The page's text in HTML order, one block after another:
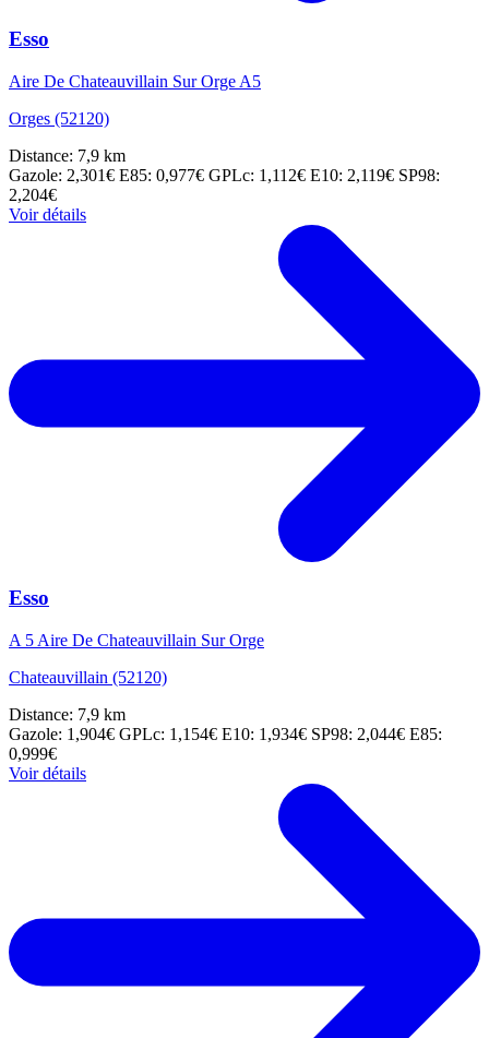
Esso
Aire De Chateauvillain Sur Orge A5
Orges (52120)
Distance: 7,9 km
Gazole: 2,301€ E85: 0,977€ GPLc: 1,112€ E10: 2,119€ SP98:
2,204€
Voir détails
Esso
A 5 Aire De Chateauvillain Sur Orge
Chateauvillain (52120)
Distance: 7,9 km
Gazole: 1,904€ GPLc: 1,154€ E10: 1,934€ SP98: 2,044€ E85:
0,999€
Voir détails